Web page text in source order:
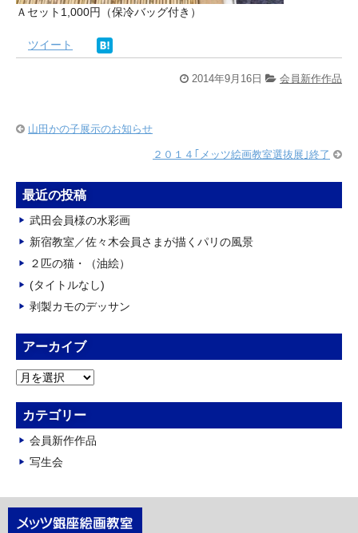
Ａセット1,000円（保冷バッグ付き）
ツイート
2014年9月16日 会員新作作品
山田かの子展示のお知らせ
２０１４｢メッツ絵画教室選抜展｣終了
最近の投稿
武田会員様の水彩画
新宿教室／佐々木会員さまが描くパリの風景
２匹の猫・（油絵）
(タイトルなし)
剥製カモのデッサン
アーカイブ
ア
カ
イ
ブ
カテゴリー
会員新作作品
写生会